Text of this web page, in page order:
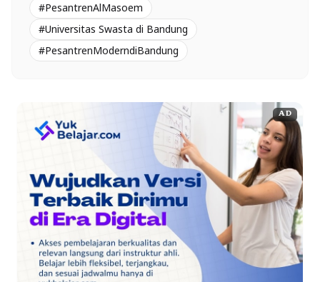
#PesantrenAlMasoem
#Universitas Swasta di Bandung
#PesantrenModerndiBandung
AD